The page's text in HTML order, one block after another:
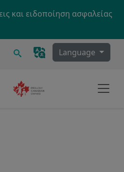
και ειδοποίηση ασφαλείας
Ερευνα Language